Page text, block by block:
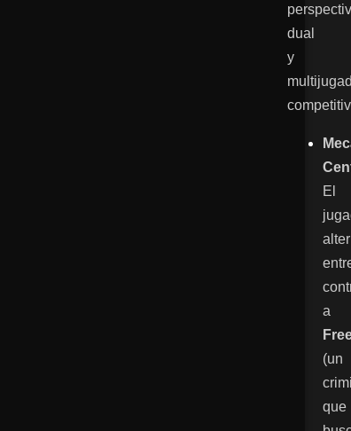
dual
y
El
a
(un
que